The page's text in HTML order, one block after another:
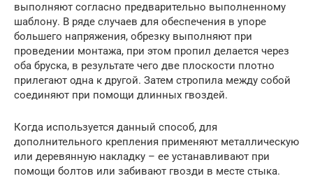
выполняют согласно предварительно выполненному
шаблону. В ряде случаев для обеспечения в упоре
большего напряжения, обрезку выполняют при
проведении монтажа, при этом пропил делается через
оба бруска, в результате чего две плоскости плотно
прилегают одна к другой. Затем стропила между собой
соединяют при помощи длинных гвоздей.
Когда используется данный способ, для
дополнительного крепления применяют металлическую
или деревянную накладку – ее устанавливают при
помощи болтов или забивают гвозди в месте стыка.